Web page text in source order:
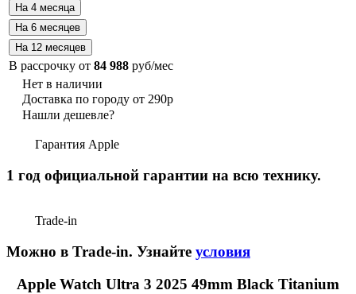
В рассрочку от 84 988 руб/мес
Нет в наличии
Доставка по городу от 290р
Нашли дешевле?
Гарантия Apple
1 год официальной гарантии на всю технику.
Trade-in
Можно в Trade-in. Узнайте условия
Apple Watch Ultra 3 2025 49mm Black Titanium